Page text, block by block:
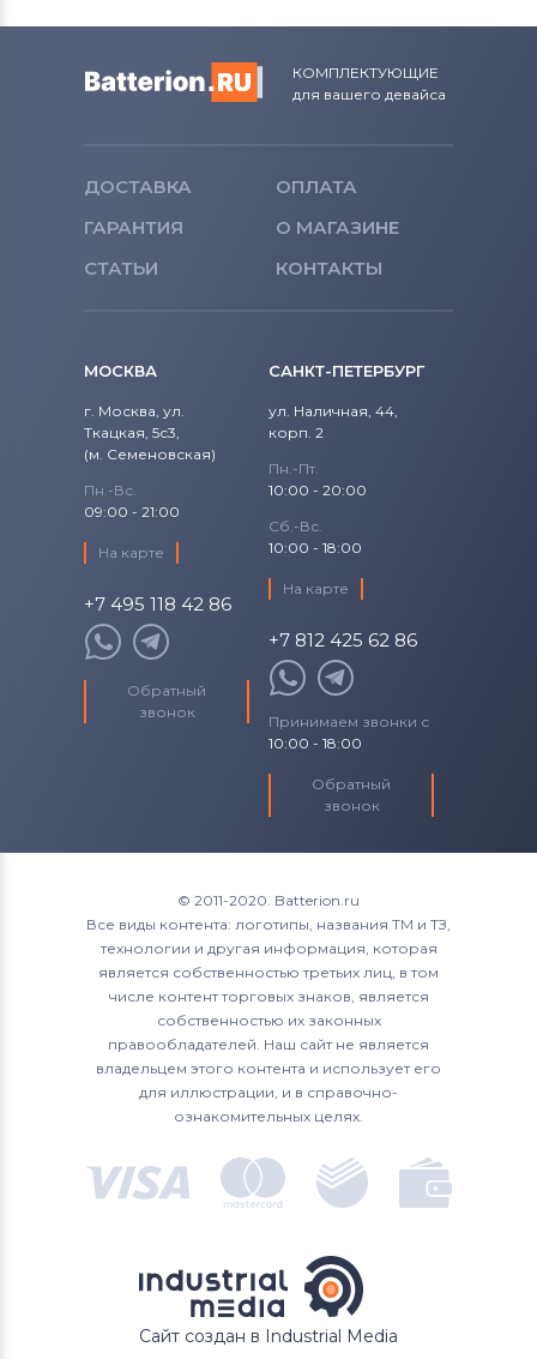
КОМПЛЕКТУЮЩИЕ
для вашего девайса
ДОСТАВКА
ОПЛАТА
ГАРАНТИЯ
О МАГАЗИНЕ
СТАТЬИ
КОНТАКТЫ
МОСКВА
г. Москва, ул.
Ткацкая, 5с3,
(м. Семеновская)
Пн.-Вс.
09:00 - 21:00
На карте
+7 495 118 42 86
Обратный
звонок
САНКТ-ПЕТЕРБУРГ
ул. Наличная, 44,
корп. 2
Пн.-Пт.
10:00 - 20:00
Сб.-Вс.
10:00 - 18:00
На карте
+7 812 425 62 86
Принимаем звонки с
10:00 - 18:00
Обратный
звонок
© 2011-2020. Batterion.ru
Все виды контента: логотипы, названия ТМ и ТЗ,
технологии и другая информация, которая
является собственностью третьих лиц, в том
числе контент торговых знаков, является
собственностью их законных
правообладателей. Наш сайт не является
владельцем этого контента и использует его
для иллюстрации, и в справочно-
ознакомительных целях.
Сайт создан в Industrial Media